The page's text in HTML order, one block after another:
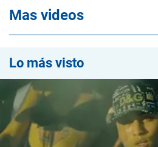
Mas videos
Lo más visto